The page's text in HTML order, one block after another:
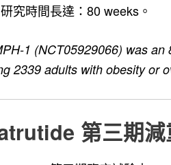
研究時間長達：80 weeks。
1 (NCT05929066) was
2339 adults with obesity or
第三期減